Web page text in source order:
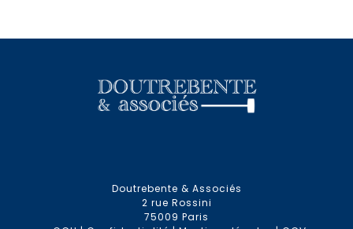
Doutrebente & Associés
2 rue Rossini
75009 Paris